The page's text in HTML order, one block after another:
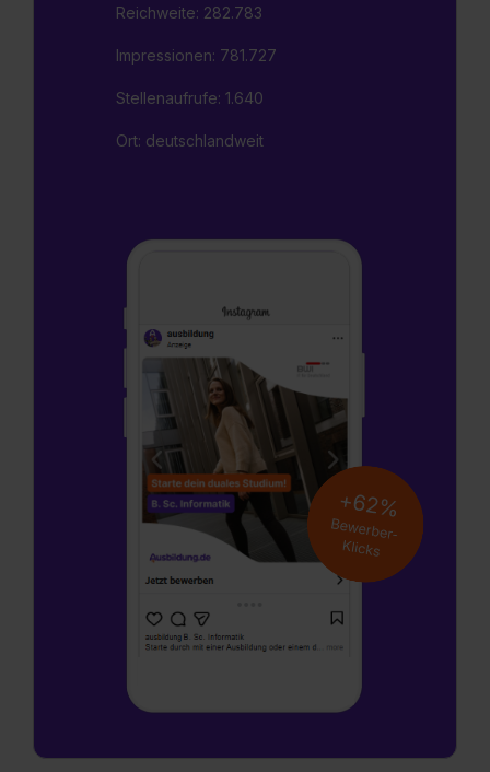
Reichweite: 282.783
Impressionen: 781.727
Stellenaufrufe: 1.640
Ort: deutschlandweit